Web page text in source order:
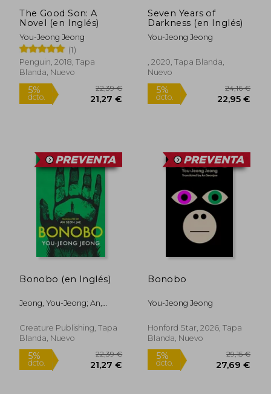
The Good Son: A
Novel (en Inglés)
You-Jeong Jeong
(1)
Penguin, 2018, Tapa
Blanda, Nuevo
5%
dcto. 21,27 €
Seven Years of
Darkness (en Inglés)
You-Jeong Jeong
, 2020, Tapa Blanda,
Nuevo
5%
dcto.
Bonobo (en Inglés)
Jeong, You-Jeong; An,
Creature Publishing, Tapa
Blanda, Nuevo
Bonobo
You-Jeong Jeong
Honford Star, 2026, Tapa
Blanda, Nuevo